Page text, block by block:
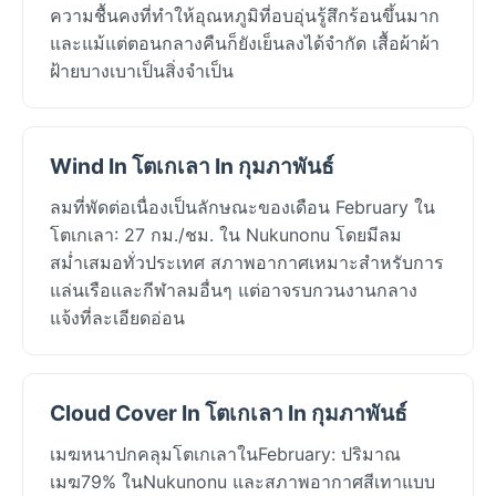
ความชื้นคงที่ทำให้อุณหภูมิที่อบอุ่นรู้สึกร้อนขึ้นมาก
และแม้แต่ตอนกลางคืนก็ยังเย็นลงได้จำกัด เสื้อผ้าผ้า
ฝ้ายบางเบาเป็นสิ่งจำเป็น
Wind In โตเกเลา In กุมภาพันธ์
ลมที่พัดต่อเนื่องเป็นลักษณะของเดือน February ใน
โตเกเลา: 27 กม./ชม. ใน Nukunonu โดยมีลม
สม่ำเสมอทั่วประเทศ สภาพอากาศเหมาะสำหรับการ
แล่นเรือและกีฬาลมอื่นๆ แต่อาจรบกวนงานกลาง
แจ้งที่ละเอียดอ่อน
Cloud Cover In โตเกเลา In กุมภาพันธ์
เมฆหนาปกคลุมโตเกเลาในFebruary: ปริมาณ
เมฆ79% ในNukunonu และสภาพอากาศสีเทาแบบ